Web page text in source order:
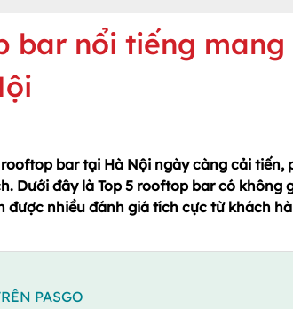
bar nổi tiếng
bar tại Hà Nội ngày càng cải
Dưới đây là Top 5 rooftop bar có không
được nhiều đánh giá tích cực từ khách
PASGO